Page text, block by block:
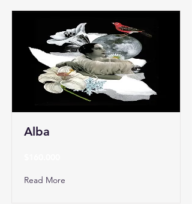
Alba
Read More